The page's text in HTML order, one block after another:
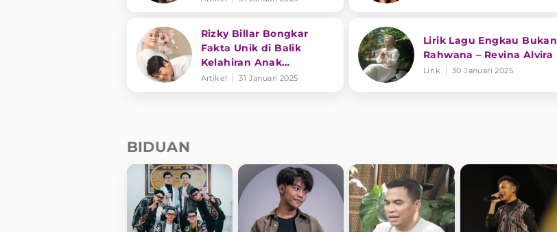
Rizky Billar Bongkar
Fakta Unik di Balik
Kelahiran Anak
Keduanya
Artikel 31 Januari 2025
Lirik Lagu Engkau Bukan
Rahwana – Revina Alvira
Lirik 30 Januari 2025
BIDUAN